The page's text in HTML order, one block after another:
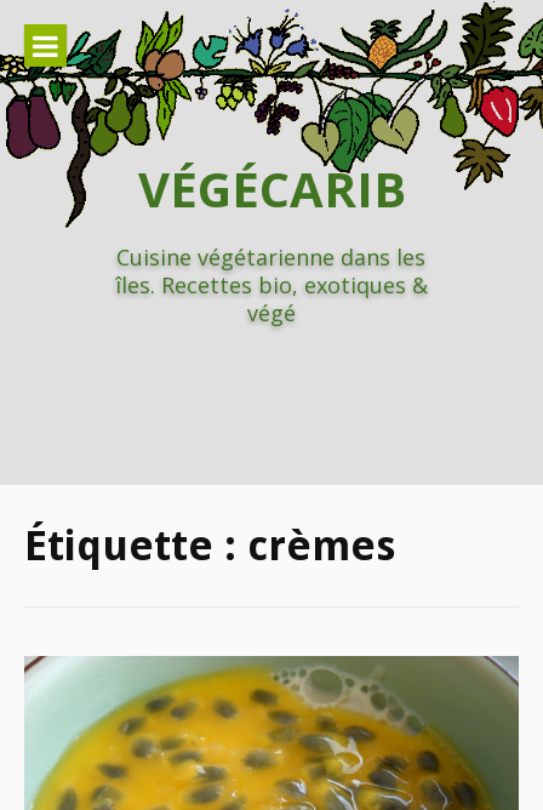
contenu
VÉGÉCARIB
Cuisine végétarienne dans les
îles. Recettes bio, exotiques &
végé
Étiquette : crèmes